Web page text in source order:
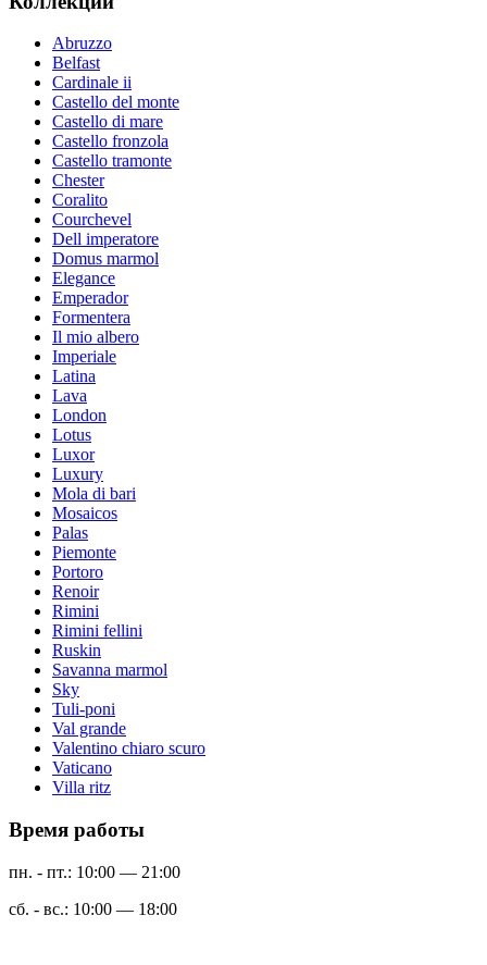
Abruzzo
Belfast
Cardinale ii
Castello del monte
Castello di mare
Castello fronzola
Castello tramonte
Chester
Coralito
Courchevel
Dell imperatore
Domus marmol
Elegance
Emperador
Formentera
Il mio albero
Imperiale
Latina
Lava
London
Lotus
Luxor
Luxury
Mola di bari
Mosaicos
Palas
Piemonte
Portoro
Renoir
Rimini
Rimini fellini
Ruskin
Savanna marmol
Sky
Tuli-poni
Val grande
Valentino chiaro scuro
Vaticano
Villa ritz
Время работы
пн. - пт.: 10:00 — 21:00
сб. - вс.: 10:00 — 18:00